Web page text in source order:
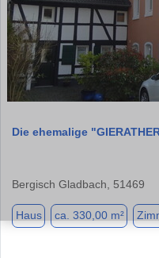
Die ehemalige
Bergisch Gladbach, 51469
Haus ca. 330,00 m²